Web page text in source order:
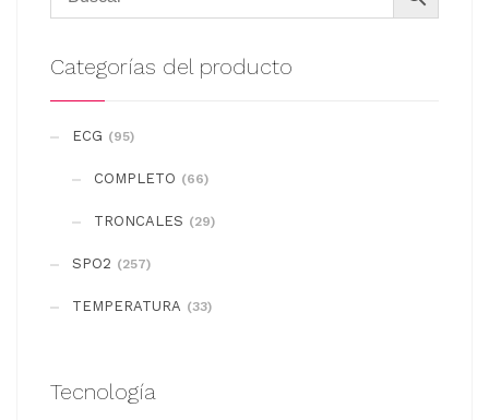
Las
pueden
elegir
página
de
Categorías del producto
ECG (95)
COMPLETO (66)
TRONCALES (29)
SPO2 (257)
TEMPERATURA (33)
Tecnología